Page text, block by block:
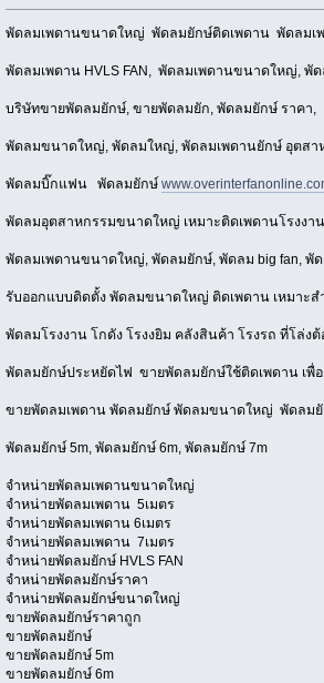
พัดลมเพดานขนาดใหญ่ พัดลมยักษ์ติดเพดาน พัดลมเ
พัดลมเพดาน HVLS FAN, พัดลมเพดานขนาดใหญ่, พัด
บริษัทขายพัดลมยักษ์, ขายพัดลมยัก, พัดลมยักษ์ ราคา,
พัดลมขนาดใหญ่, พัดลมใหญ่, พัดลมเพดานยักษ์ อุตสา
พัดลมบิ๊กแฟน พัดลมยักษ์
พัดลมอุตสาหกรรมขนาดใหญ่ เหมาะติดเพดานโรงงาน
พัดลมเพดานขนาดใหญ่, พัดลมยักษ์, พัดลม big fan, พั
รับออกแบบติดตั้ง พัดลมขนาดใหญ่ ติดเพดาน เหมาะส
พัดลมโรงงาน โกดัง โรงงยิม คลังสินค้า โรงรถ ที่โล่ง
พัดลมยักษ์ประหยัดไฟ ขายพัดลมยักษ์ใช้ติดเพดาน เพื่
ขายพัดลมเพดาน พัดลมยักษ์ พัดลมขนาดใหญ่ พัดลม
พัดลมยักษ์ 5m, พัดลมยักษ์ 6m, พัดลมยักษ์ 7m
จำหน่ายพัดลมเพดานขนาดใหญ่
จำหน่ายพัดลมเพดาน 5เมตร
จำหน่ายพัดลมเพดาน 6เมตร
จำหน่ายพัดลมเพดาน 7เมตร
จำหน่ายพัดลมยักษ์ HVLS FAN
จำหน่ายพัดลมยักษ์ราคา
จำหน่ายพัดลมยักษ์ขนาดใหญ่
ขายพัดลมยักษ์ราคาถูก
ขายพัดลมยักษ์
ขายพัดลมยักษ์ 5m
ขายพัดลมยักษ์ 6m